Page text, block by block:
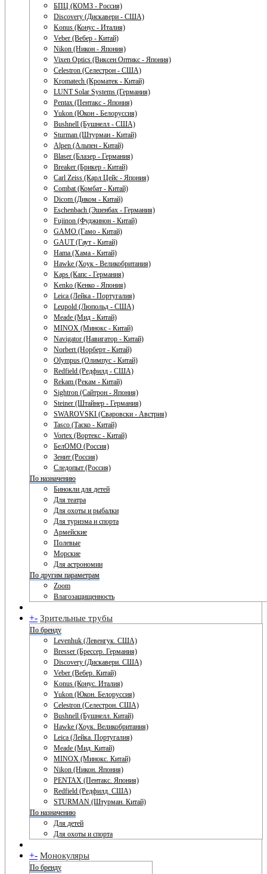
БПЦ (КОМЗ - Россия)
Discovery (Дискавери - США)
Konus (Конус - Италия)
Veber (Вебер - Китай)
Nikon (Никон - Япония)
Vixen Optics (Виксен Оптикс - Япония)
Celestron (Селестрон - США)
Kromatech (Кроматек - Китай)
LUNT Solar Systems (Германия)
Pentax (Пентакс - Япония)
Yukon (Юкон - Белоруссия)
Bushnell (Бушнелл - США)
Sturman (Штурман - Китай)
Alpen (Альпен - Китай)
Blaser (Блазер - Германия)
Breaker (Брикер - Китай)
Carl Zeiss (Карл Цейс - Япония)
Combat (Комбат - Китай)
Dicom (Диком - Китай)
Eschenbach (Эшенбах - Германия)
Fujinon (Фуджинон - Китай)
GAMO (Гамо - Китай)
GAUT (Гаут - Китай)
Hama (Хама - Китай)
Hawke (Хоук - Великобритания)
Kaps (Капс - Германия)
Kenko (Кенко - Япония)
Leica (Лейка - Португалия)
Leupold (Люпольд - США)
Meade (Мид - Китай)
MINOX (Минокс - Китай)
Navigator (Навигатор - Китай)
Norbert (Норберт - Китай)
Olympus (Олимпус - Китай)
Redfield (Редфилд - США)
Rekam (Рекам - Китай)
Sightron (Сайтрон - Япония)
Steiner (Штайнер - Германия)
SWAROVSKI (Сваровски - Австрия)
Tasco (Таско - Китай)
Vortex (Вортекс - Китай)
БелОМО (Россия)
Зенит (Россия)
Следопыт (Россия)
По назначению
Бинокли для детей
Для театра
Для охоты и рыбалки
Для туризма и спорта
Армейские
Полевые
Морские
Для астрономии
По другим параметрам
Zoom
Влагозащищенность
+- Зрительные трубы
По бренду
Levenhuk (Левенгук. США)
Bresser (Брессер. Германия)
Discovery (Дискавери. США)
Veber (Вебер. Китай)
Konus (Конус. Италия)
Yukon (Юкон. Белоруссия)
Celestron (Селестрон. США)
Bushnell (Бушнелл. Китай)
Hawke (Хоук. Великобритания)
Leica (Лейка. Португалия)
Meade (Мид. Китай)
MINOX (Минокс. Китай)
Nikon (Никон. Япония)
PENTAX (Пентакс. Япония)
Redfield (Редфилд. США)
STURMAN (Штурман. Китай)
По назначению
Для детей
Для охоты и спорта
+- Монокуляры
По бренду